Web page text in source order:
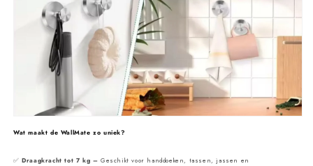
Wat maakt de WallMate zo uniek?
✅ Draagkracht tot 7 kg – Geschikt voor handdoeken, tassen, jassen en